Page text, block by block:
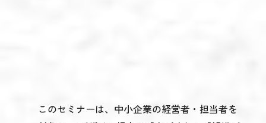
このセミナーは、中小企業の経営者・担当者を